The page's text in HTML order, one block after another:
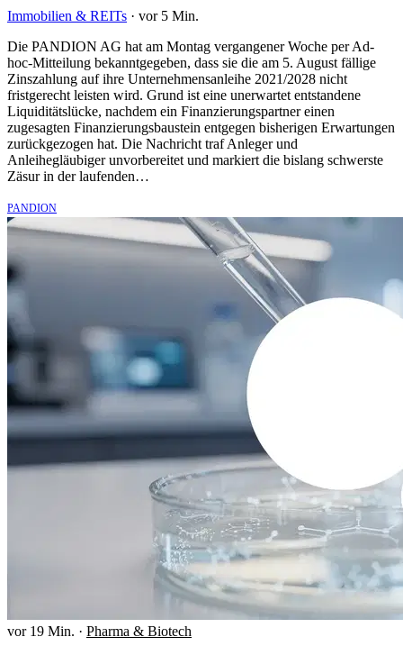
Immobilien & REITs · vor 5 Min.
Die PANDION AG hat am Montag vergangener Woche per Ad-
hoc-Mitteilung bekanntgegeben, dass sie die am 5. August fällige
Zinszahlung auf ihre Unternehmensanleihe 2021/2028 nicht
fristgerecht leisten wird. Grund ist eine unerwartet entstandene
Liquiditätslücke, nachdem ein Finanzierungspartner einen
zugesagten Finanzierungsbaustein entgegen bisherigen Erwartungen
zurückgezogen hat. Die Nachricht traf Anleger und
Anleihegläubiger unvorbereitet und markiert die bislang schwerste
Zäsur in der laufenden…
PANDION
vor 19 Min. · Pharma & Biotech